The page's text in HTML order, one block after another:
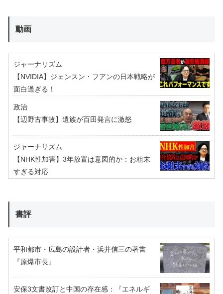
動画
ジャーナリズム
【NVIDIA】ジェンスン・フアンの日本戦略が
面白過ぎる！
政治
【辺野古事故】遺族が百田発言に激怒
ジャーナリズム
【NHK性加害】3年放置は意図的か：お粗末
すぎる対応
書評
平和都市・広島の設計者・浜井信三の著書
『原爆市長』
安保3文書改訂と中国の存在感：『エネルギ